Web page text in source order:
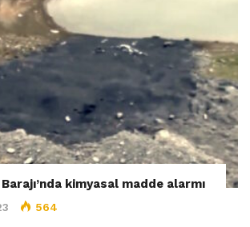
kimyasal madde alarmı
564